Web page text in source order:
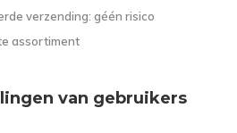
verzending: géén risico
assortiment
van gebruikers